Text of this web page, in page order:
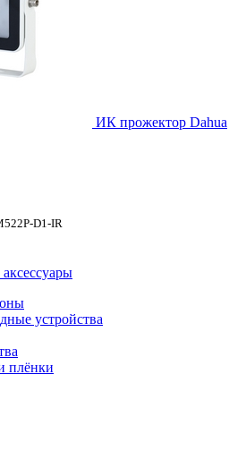
ИК прожектор Dahua
D1-IR
устройства
плёнки